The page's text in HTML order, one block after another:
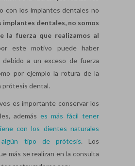
con los implantes dentales no
implantes dentales, no somos
la fuerza que realizamos al
este motivo puede haber
debido a un exceso de fuerza
por ejemplo la rotura de la
prótesis dental.
es importante conservar los
además es más fácil tener
con los dientes naturales
tipo de prótesis. Los
más se realizan en la consulta